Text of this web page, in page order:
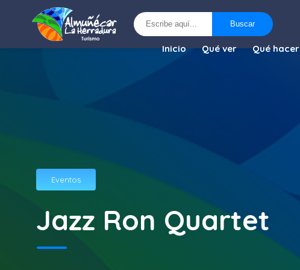
Buscar
Inicio Qué ver Qué hacer
Eventos
Jazz Ron Quartet